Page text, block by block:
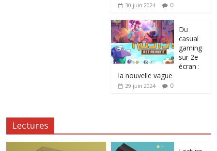
30 juin 2024 0
Du
casual
gaming
sur 2e
écran :
la nouvelle vague
29 juin 2024 0
Lectures